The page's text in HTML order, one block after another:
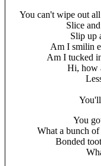
You can't wipe out
Slice
Slip up
Am I smilin
Am I tucked
Hi, how
You
What a bunch
Bonded